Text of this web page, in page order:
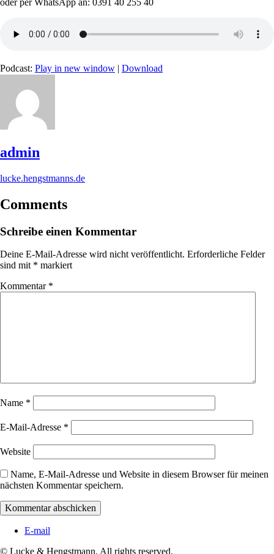
Podcast: Play in new window | Download
admin
lucke.hengstmanns.de
Comments
Schreibe einen Kommentar
Deine E-Mail-Adresse wird nicht veröffentlicht. Erforderliche Felder
sind mit * markiert
Kommentar *
Name *
E-Mail-Adresse *
Website
Name, E-Mail-Adresse und Website in diesem Browser für meinen
nächsten Kommentar speichern.
E-mail
© Lucke & Hengstmann. All rights reserved.